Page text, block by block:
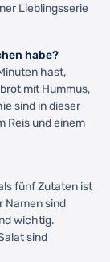
Lieblingsserie
habe?
hast,
mit Hummus,
sind in dieser
Reis und einem
fünf Zutaten ist
Namen sind
wichtig.
sind